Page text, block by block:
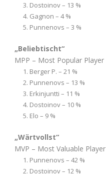
Dostoinov – 13 %
Gagnon – 4 %
Punnenovs – 3 %
„Beliebtischt“
MPP – Most Popular Player
Berger P. – 21 %
Punnenovs – 13 %
Erkinjuntti – 11 %
Dostoinov – 10 %
Elo – 9 %
„Wärtvollst“
MVP – Most Valuable Player
Punnenovs – 42 %
Dostoinov – 12 %